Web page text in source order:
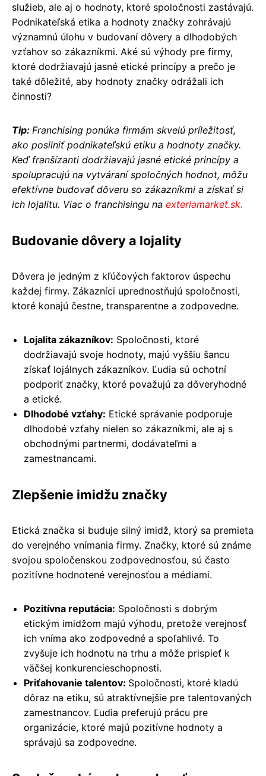
služieb, ale aj o hodnoty, ktoré spoločnosti zastávajú.
Podnikateľská etika a hodnoty značky zohrávajú
významnú úlohu v budovaní dôvery a dlhodobých
vzťahov so zákazníkmi. Aké sú výhody pre firmy,
ktoré dodržiavajú jasné etické princípy a prečo je
také dôležité, aby hodnoty značky odrážali ich
činnosti?
Tip: Franchising ponúka firmám skvelú príležitosť,
ako posilniť podnikateľskú etiku a hodnoty značky.
Keď franšízanti dodržiavajú jasné etické princípy a
spolupracujú na vytváraní spoločných hodnot, môžu
efektívne budovať dôveru so zákazníkmi a získať si
ich lojalitu. Viac o franchisingu na exteriamarket.sk.
Budovanie dôvery a lojality
Dôvera je jedným z kľúčových faktorov úspechu
každej firmy. Zákazníci uprednostňujú spoločnosti,
ktoré konajú čestne, transparentne a zodpovedne.
Lojalita zákazníkov: Spoločnosti, ktoré
dodržiavajú svoje hodnoty, majú vyššiu šancu
získať lojálnych zákazníkov. Ľudia sú ochotní
podporiť značky, ktoré považujú za dôveryhodné
a etické.
Dlhodobé vzťahy: Etické správanie podporuje
dlhodobé vzťahy nielen so zákazníkmi, ale aj s
obchodnými partnermi, dodávateľmi a
zamestnancami.
Zlepšenie imidžu značky
Etická značka si buduje silný imidž, ktorý sa premieta
do verejného vnímania firmy. Značky, ktoré sú známe
svojou spoločenskou zodpovednosťou, sú často
pozitívne hodnotené verejnosťou a médiami.
Pozitívna reputácia: Spoločnosti s dobrým
etickým imidžom majú výhodu, pretože verejnosť
ich vníma ako zodpovedné a spoľahlivé. To
zvyšuje ich hodnotu na trhu a môže prispieť k
väčšej konkurencieschopnosti.
Priťahovanie talentov: Spoločnosti, ktoré kladú
dôraz na etiku, sú atraktívnejšie pre talentovaných
zamestnancov. Ľudia preferujú prácu pre
organizácie, ktoré majú pozitívne hodnoty a
správajú sa zodpovedne.